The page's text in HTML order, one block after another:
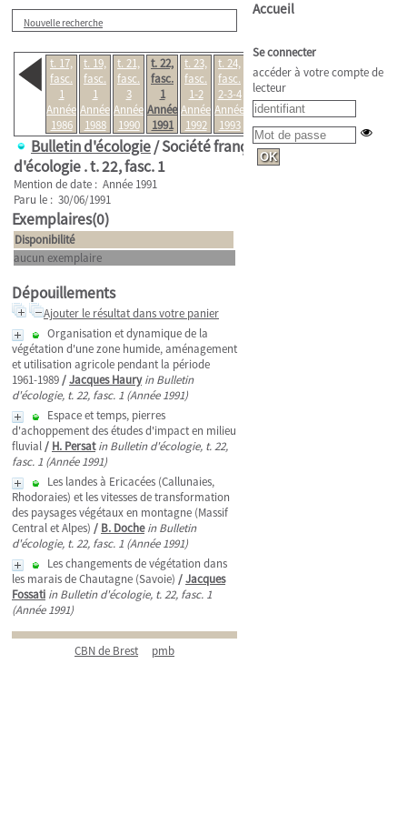
Nouvelle recherche
t. 17,
fasc.
1
Année
1986
t. 19,
fasc.
1
Année
1988
t. 21,
fasc.
3
Année
1990
t. 22,
fasc.
1
Année
1991
t. 23,
fasc.
1-2
Année
1992
t. 24,
fasc.
2-3-4
Année
1993
Bulletin d'écologie/ Société française
d'écologie .t. 22, fasc. 1
Mention de date : Année 1991
Paru le : 30/06/1991
Exemplaires(0)
Disponibilité
aucun exemplaire
Dépouillements
Ajouter le résultat dans votre panier
Organisation et dynamique de la
végétation d'une zone humide, aménagement
et utilisation agricole pendant la période
1961-1989/Jacques Haury in Bulletin
d'écologie, t. 22, fasc. 1 (Année 1991)
Espace et temps, pierres
d'achoppement des études d'impact en milieu
fluvial/ H. Persat in Bulletin d'écologie, t. 22,
fasc. 1 (Année 1991)
Les landes à Ericacées (Callunaies,
Rhodoraies) et les vitesses de transformation
des paysages végétaux en montagne (Massif
Central et Alpes) / B. Doche in Bulletin
d'écologie, t. 22, fasc. 1 (Année 1991)
Les changements de végétation dans
les marais de Chautagne (Savoie) /Jacques
Fossati in Bulletin d'écologie, t. 22, fasc. 1
(Année 1991)
CBN de Brest pmb
Accueil
Se connecter
accéder à votre compte de
lecteur